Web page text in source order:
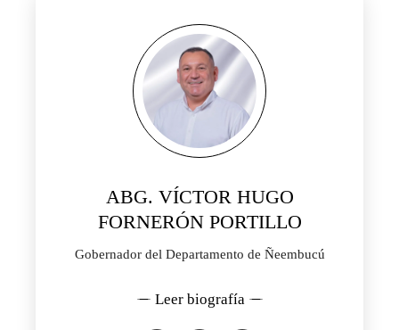
ABG. VÍCTOR HUGO
FORNERÓN PORTILLO
Gobernador del Departamento de Ñeembucú
Leer biografía